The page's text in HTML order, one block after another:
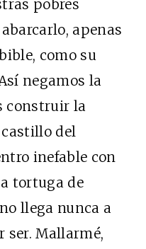
pobres
apenas
como su
negamos la
construir la
del
inefable con
tortuga de
llega nunca a
ser. Mallarmé,